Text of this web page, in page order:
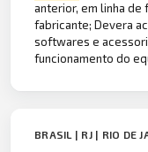
anterior, em linha
fabricante; Devera
softwares e
funcionamento do
BRASIL | RJ | RIO DE